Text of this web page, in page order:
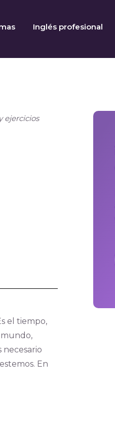
Inglés profesional
ejercicios
el tiempo,
necesario
En